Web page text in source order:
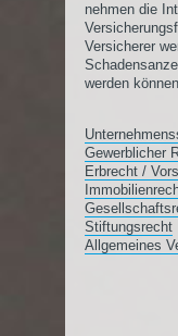
nehmen die
Versicherer
werden
Gewerblicher
Erbrecht /
Stiftungsrecht
Allgemeines